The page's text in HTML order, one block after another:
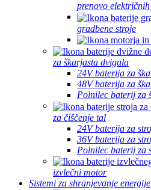
prenovo
gradbene stroje
za škarjasta dvigala
24V baterija za
48V baterija za
Polnilec baterij za
za čiščenje tal
24V baterija za
36V baterija za
Polnilec baterij za
izvlečni motor
Sistemi za shranjevanje energije